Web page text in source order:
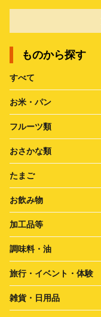
ものから探す
すべて
お米・パン
フルーツ類
おさかな類
たまご
お飲み物
加工品等
調味料・油
旅行・イベント・体験
雑貨・日用品